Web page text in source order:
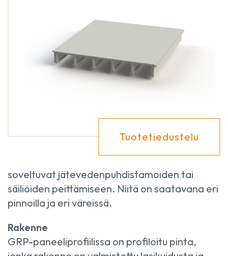
Tuotetiedustelu
soveltuvat jätevedenpuhdistamoiden tai
säiliöiden peittämiseen. Niitä on saatavana eri
pinnoilla ja eri väreissä.
Rakenne
GRP-paneeliprofiilissa on profiloitu pinta,